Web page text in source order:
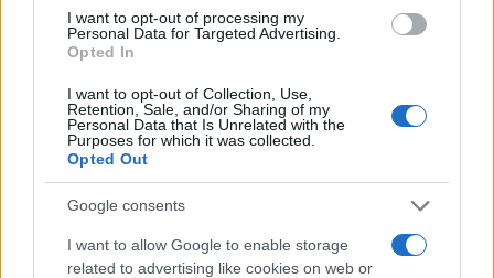
I want to opt-out of processing my
Personal Data for Targeted Advertising.
Opted In
I want to opt-out of Collection, Use,
Retention, Sale, and/or Sharing of my
Personal Data that Is Unrelated with the
Purposes for which it was collected.
Opted Out
Google consents
I want to allow Google to enable storage
related to advertising like cookies on web or
#Donald Trump
#Iran